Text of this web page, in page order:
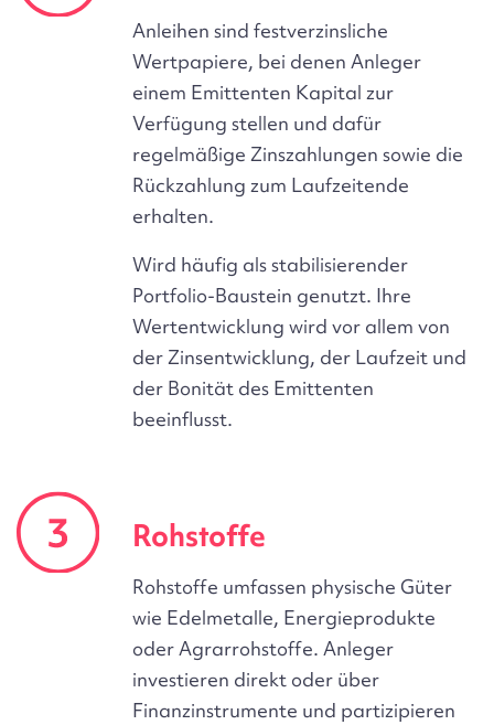
Anleihen sind festverzinsliche
Wertpapiere, bei denen Anleger
einem Emittenten Kapital zur
Verfügung stellen und dafür
regelmäßige Zinszahlungen sowie die
Rückzahlung zum Laufzeitende
erhalten.
Wird häufig als stabilisierender
Portfolio-Baustein genutzt. Ihre
Wertentwicklung wird vor allem von
der Zinsentwicklung, der Laufzeit und
der Bonität des Emittenten
beeinflusst.
Rohstoffe
Rohstoffe umfassen physische Güter
wie Edelmetalle, Energieprodukte
oder Agrarrohstoffe. Anleger
investieren direkt oder über
Finanzinstrumente und partizipieren